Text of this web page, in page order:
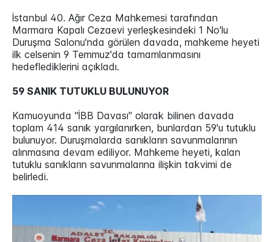
İstanbul 40. Ağır Ceza Mahkemesi tarafından
Marmara Kapalı Cezaevi yerleşkesindeki 1 No'lu
Duruşma Salonu'nda görülen davada, mahkeme heyeti
ilk celsenin 9 Temmuz'da tamamlanmasını
hedeflediklerini açıkladı.
59 SANIK TUTUKLU BULUNUYOR
Kamuoyunda "İBB Davası" olarak bilinen davada
toplam 414 sanık yargılanırken, bunlardan 59'u tutuklu
bulunuyor. Duruşmalarda sanıkların savunmalarının
alınmasına devam ediliyor. Mahkeme heyeti, kalan
tutuklu sanıkların savunmalarına ilişkin takvimi de
belirledi.